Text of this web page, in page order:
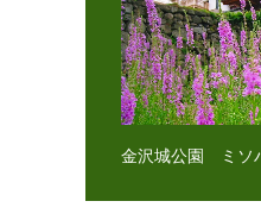
金沢城公園 ミソ